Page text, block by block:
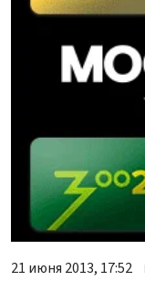
21 июня 2013, 17:52